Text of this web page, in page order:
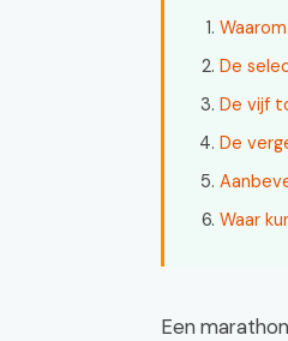
De
De vijf
De
Waar
Een